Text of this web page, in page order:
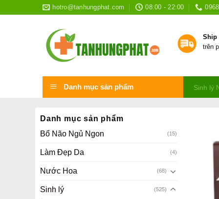
hotro@tanhungphat.com 08:00 - 22:00
Ship
trên
Danh mục sản phẩm Sinh lý
Danh mục sản phẩm
Bổ Não Ngủ Ngon
(15)
Làm Đẹp Da (4)
Nước Hoa (68)
Sinh lý (525)